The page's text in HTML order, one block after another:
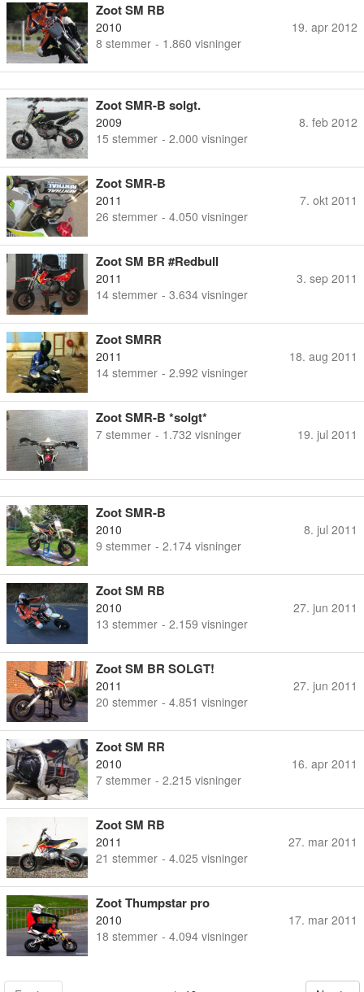
Zoot SM RB
2010
8 stemmer - 1.860 visninger
19. apr 2012
Zoot SMR-B solgt.
2009
15 stemmer - 2.000 visninger
8. feb 2012
Zoot SMR-B
2011
26 stemmer - 4.050 visninger
7. okt 2011
Zoot SM BR #Redbull
2011
14 stemmer - 3.634 visninger
3. sep 2011
Zoot SMRR
2011
14 stemmer - 2.992 visninger
18. aug 2011
Zoot SMR-B *solgt*
7 stemmer - 1.732 visninger 19. jul 2011
Zoot SMR-B
2010
9 stemmer - 2.174 visninger
8. jul 2011
Zoot SM RB
2010
13 stemmer - 2.159 visninger
27. jun 2011
Zoot SM BR SOLGT!
2011
20 stemmer - 4.851 visninger
27. jun 2011
Zoot SM RR
2010
7 stemmer - 2.215 visninger
16. apr 2011
Zoot SM RB
2011
21 stemmer - 4.025 visninger
27. mar 2011
Zoot Thumpstar pro
2010
18 stemmer - 4.094 visninger
17. mar 2011